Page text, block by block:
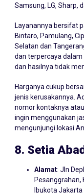
Samsung, LG, Sharp,
Layanannya bersifat
Bintaro, Pamulang,
Selatan dan
dan terpercaya
dan hasilnya tidak
Harganya cukup
jenis kerusakannya.
nomor kontaknya
ingin menggunakan
mengunjungi lokasi
8. Setia
Alamat: Jln
Pesanggrahan,
Ibukota Jakarta